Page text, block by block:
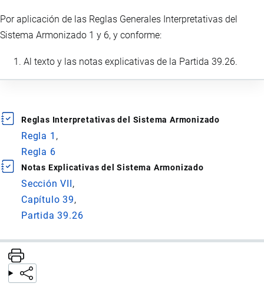
Por aplicación de las Reglas Generales Interpretativas del
Sistema Armonizado 1 y 6, y conforme:
Al texto y las notas explicativas de la Partida 39.26.
Reglas Interpretativas del Sistema Armonizado
Regla 1
Regla 6
Notas Explicativas del Sistema Armonizado
Sección VII
Capítulo 39
Partida 39.26